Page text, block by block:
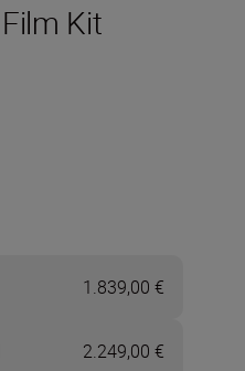
Kit
1.839,00 €
2.249,00 €